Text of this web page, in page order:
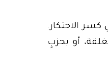
الاحتكار.
أو بحزبٍ